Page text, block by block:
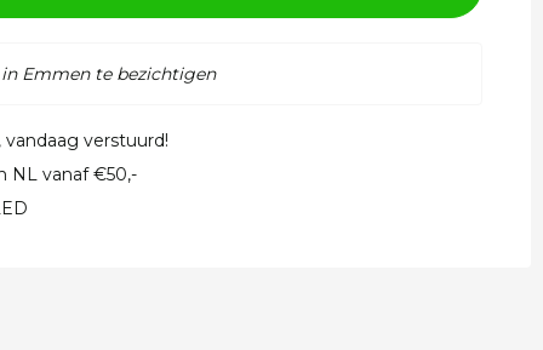
Emmen te bezichtigen
vandaag verstuurd!
NL vanaf €50,-